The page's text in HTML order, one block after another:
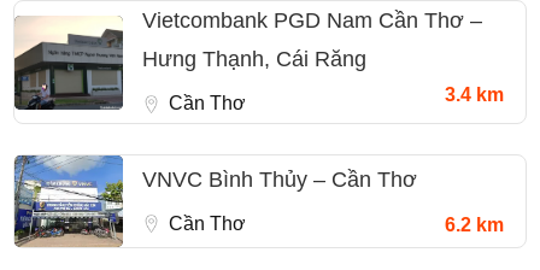
Vietcombank PGD Nam Cần Thơ –
Hưng Thạnh, Cái Răng
Cần Thơ 3.4 km
VNVC Bình Thủy – Cần Thơ
Cần Thơ 6.2 km